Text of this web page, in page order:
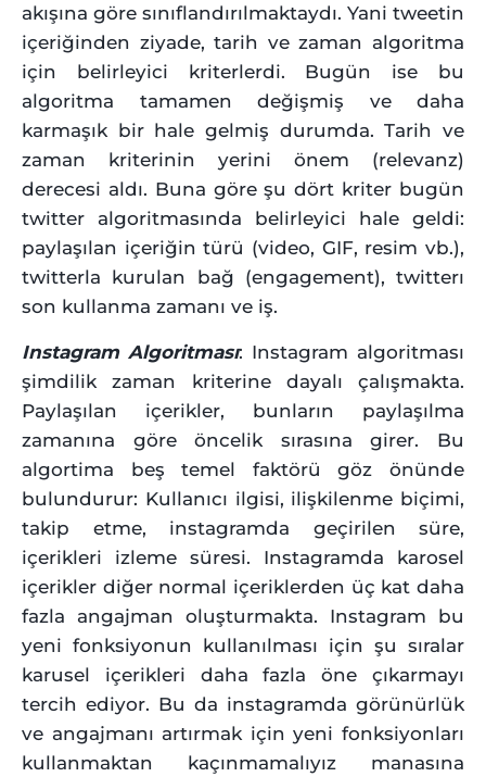
akışına göre sınıflandırılmaktaydı. Yani tweetin
içeriğinden ziyade, tarih ve zaman algoritma
için belirleyici kriterlerdi. Bugün ise bu
algoritma tamamen değişmiş ve daha
karmaşık bir hale gelmiş durumda. Tarih ve
zaman kriterinin yerini önem (relevanz)
derecesi aldı. Buna göre şu dört kriter bugün
twitter algoritmasında belirleyici hale geldi:
paylaşılan içeriğin türü (video, GIF, resim vb.),
twitterla kurulan bağ (engagement), twitterı
son kullanma zamanı ve iş.
Instagram Algoritması: Instagram algoritması
şimdilik zaman kriterine dayalı çalışmakta.
Paylaşılan içerikler, bunların paylaşılma
zamanına göre öncelik sırasına girer. Bu
algortima beş temel faktörü göz önünde
bulundurur: Kullanıcı ilgisi, ilişkilenme biçimi,
takip etme, instagramda geçirilen süre,
içerikleri izleme süresi. Instagramda karosel
içerikler diğer normal içeriklerden üç kat daha
fazla angajman oluşturmakta. Instagram bu
yeni fonksiyonun kullanılması için şu sıralar
karusel içerikleri daha fazla öne çıkarmayı
tercih ediyor. Bu da instagramda görünürlük
ve angajmanı artırmak için yeni fonksiyonları
kullanmaktan kaçınmamalıyız manasına